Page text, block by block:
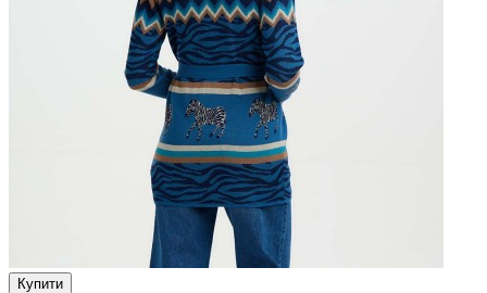
Купити